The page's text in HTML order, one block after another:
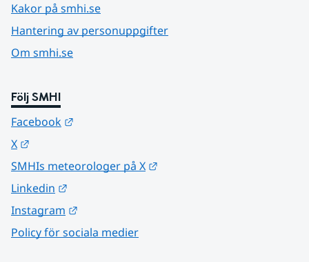
Kakor på smhi.se
Hantering av personuppgifter
Om smhi.se
Följ SMHI
Facebook
X
SMHIs meteorologer på X
Linkedin
Instagram
Policy för sociala medier